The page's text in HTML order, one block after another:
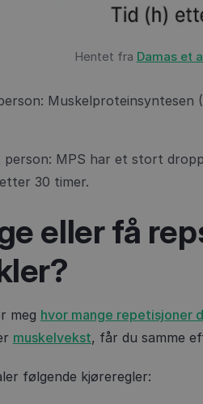
Hentet fra Damas et
Muskelproteinsyntesen
MPS har et stort
30 timer.
eller få
meg hvor mange repetisjoner
muskelvekst, får du samme
følgende kjøreregler: